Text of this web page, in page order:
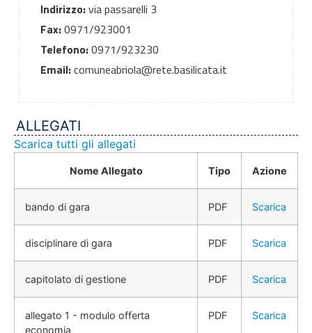
Indirizzo:via passarelli 3
Fax:0971/923001
Telefono:0971/923230
Email:comuneabriola@rete.basilicata.it
ALLEGATI
Scarica tutti gli allegati
Nome Allegato Tipo Azione
bando di gara PDF Scarica
disciplinare di gara PDF Scarica
capitolato di gestione PDF Scarica
allegato 1 - modulo offerta
economia
PDF Scarica